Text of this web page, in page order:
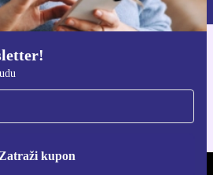
Zatraži kupon
refurbed aplikaciju
i Android